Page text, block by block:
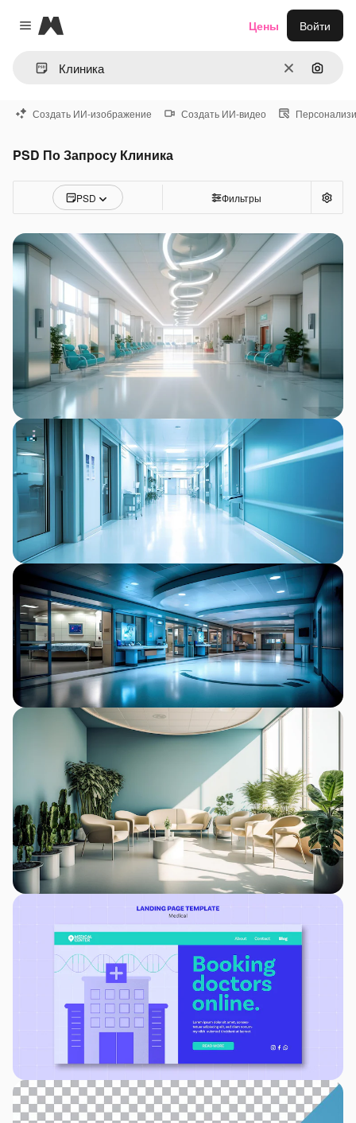
Close menu
Magnific
ОчиститьПоиск
Цены Войти
Создать ИИ-изображение Создать ИИ-видео
PSD По Запросу Клиника
PSD Фильтры